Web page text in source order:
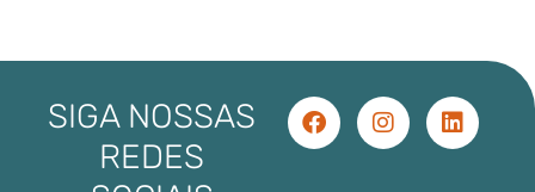
SIGA NOSSAS
REDES